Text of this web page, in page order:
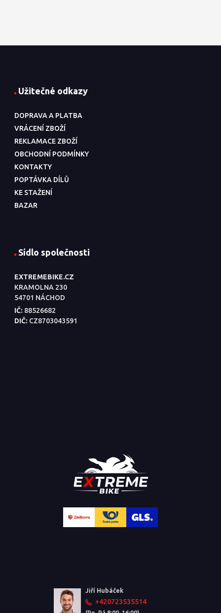
Užitečné odkazy
DOPRAVA A PLATBA
VRÁCENÍ ZBOŽÍ
REKLAMACE ZBOŽÍ
OBCHODNÍ PODMÍNKY
KONTAKTY
POPTÁVKA DÍLŮ
KE STAŽENÍ
BAZAR
Sídlo společnosti
EXTREMEBIKE.CZ
KRAMOLNA 230
54701 NÁCHOD
IČ: 88526682
DIČ: CZ8703043591
Jiří Hubáček
+420723535514